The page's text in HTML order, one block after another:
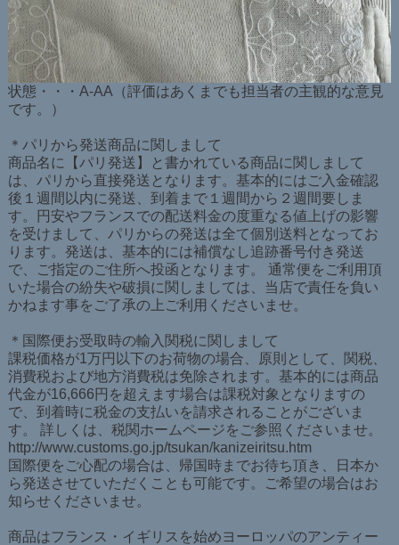
状態・・・A-AA（評価はあくまでも担当者の主観的な意見
です。）
＊パリから発送商品に関しまして
商品名に【パリ発送】と書かれている商品に関しまして
は、パリから直接発送となります。基本的にはご入金確認
後１週間以内に発送、到着まで１週間から２週間要しま
す。円安やフランスでの配送料金の度重なる値上げの影響
を受けまして、パリからの発送は全て個別送料となってお
ります。発送は、基本的には補償なし追跡番号付き発送
で、ご指定のご住所へ投函となります。 通常便をご利用頂
いた場合の紛失や破損に関しましては、当店で責任を負い
かねます事をご了承の上ご利用くださいませ。
＊国際便お受取時の輸入関税に関しまして
課税価格が1万円以下のお荷物の場合、原則として、関税、
消費税および地方消費税は免除されます。基本的には商品
代金が16,666円を超えます場合は課税対象となりますの
で、到着時に税金の支払いを請求されることがございま
す。 詳しくは、税関ホームページをご参照くださいませ。
http://www.customs.go.jp/tsukan/kanizeiritsu.htm
国際便をご心配の場合は、帰国時までお待ち頂き、日本か
ら発送させていただくことも可能です。ご希望の場合はお
知らせくださいませ。
商品はフランス・イギリスを始めヨーロッパのアンティー